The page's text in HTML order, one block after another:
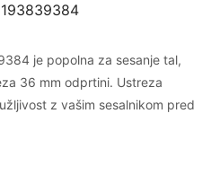
je popolna za sesanje tal,
36 mm odprtini. Ustreza
z vašim sesalnikom pred